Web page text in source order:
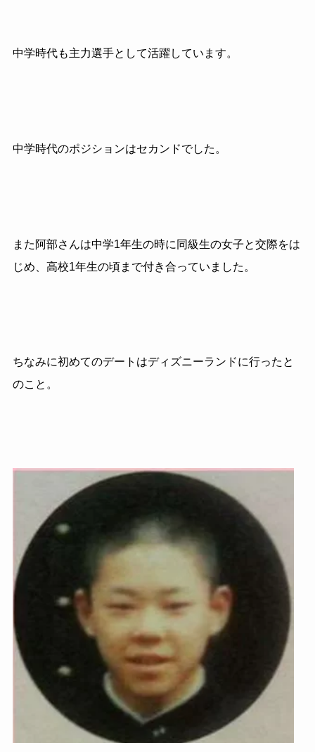
中学時代も主力選手として活躍しています。
中学時代のポジションはセカンドでした。
また阿部さんは中学1年生の時に同級生の女子と交際をは
じめ、高校1年生の頃まで付き合っていました。
ちなみに初めてのデートはディズニーランドに行ったと
のこと。